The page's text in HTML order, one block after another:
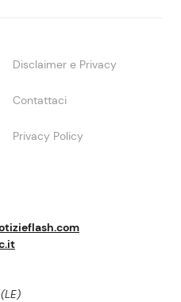
Disclaimer e Privacy
Contattaci
Privacy Policy